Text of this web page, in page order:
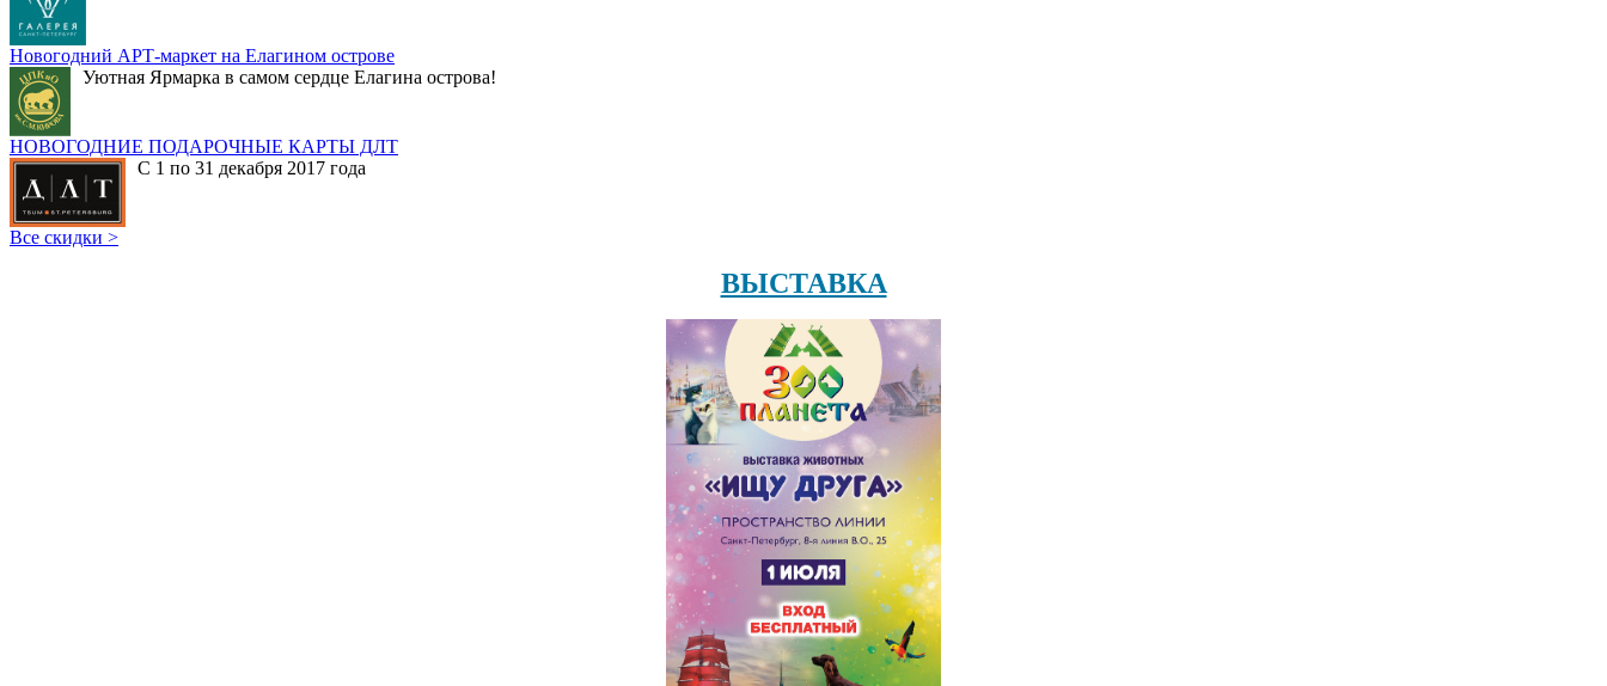
Новогодний АРТ-маркет на Елагином острове
Уютная Ярмарка в самом сердце Елагина острова!
НОВОГОДНИЕ ПОДАРОЧНЫЕ КАРТЫ ДЛТ
С 1 по 31 декабря 2017 года
Все скидки >
ВЫСТАВКА